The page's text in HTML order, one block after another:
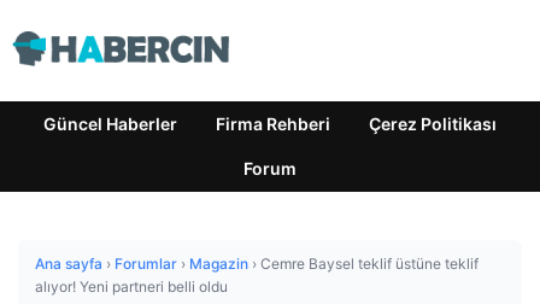
Güncel Haberler Firma Rehberi Çerez Politikası
Forum
Ana sayfa › Forumlar › Magazin › Cemre Baysel teklif üstüne teklif
alıyor! Yeni partneri belli oldu